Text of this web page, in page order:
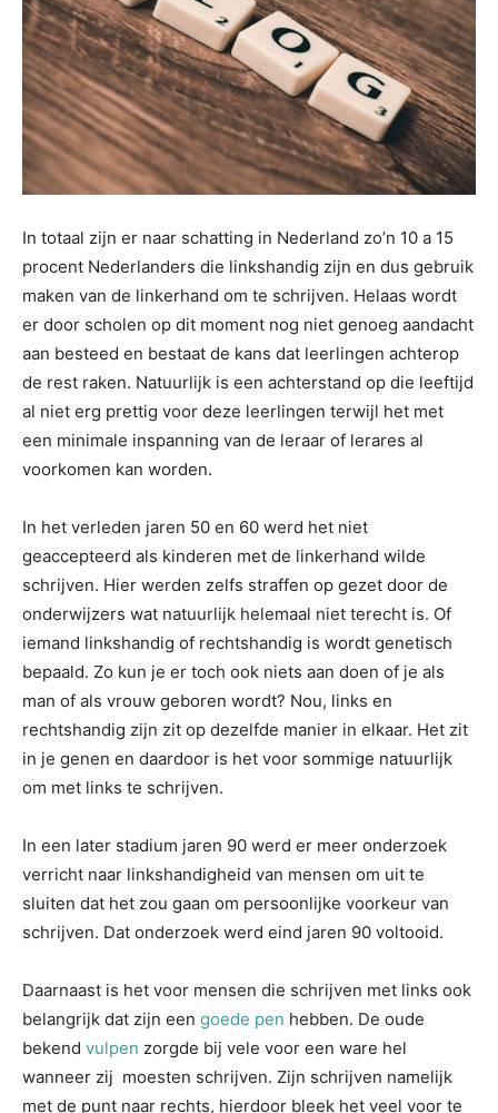
In totaal zijn er naar schatting in Nederland zo’n 10 a 15
procent Nederlanders die linkshandig zijn en dus gebruik
maken van de linkerhand om te schrijven. Helaas wordt
er door scholen op dit moment nog niet genoeg aandacht
aan besteed en bestaat de kans dat leerlingen achterop
de rest raken. Natuurlijk is een achterstand op die leeftijd
al niet erg prettig voor deze leerlingen terwijl het met
een minimale inspanning van de leraar of lerares al
voorkomen kan worden.
In het verleden jaren 50 en 60 werd het niet
geaccepteerd als kinderen met de linkerhand wilde
schrijven. Hier werden zelfs straffen op gezet door de
onderwijzers wat natuurlijk helemaal niet terecht is. Of
iemand linkshandig of rechtshandig is wordt genetisch
bepaald. Zo kun je er toch ook niets aan doen of je als
man of als vrouw geboren wordt? Nou, links en
rechtshandig zijn zit op dezelfde manier in elkaar. Het zit
in je genen en daardoor is het voor sommige natuurlijk
om met links te schrijven.
In een later stadium jaren 90 werd er meer onderzoek
verricht naar linkshandigheid van mensen om uit te
sluiten dat het zou gaan om persoonlijke voorkeur van
schrijven. Dat onderzoek werd eind jaren 90 voltooid.
Daarnaast is het voor mensen die schrijven met links ook
belangrijk dat zijn een goede pen hebben. De oude
bekend vulpen zorgde bij vele voor een ware hel
wanneer zij moesten schrijven. Zijn schrijven namelijk
met de punt naar rechts, hierdoor bleek het veel voor te